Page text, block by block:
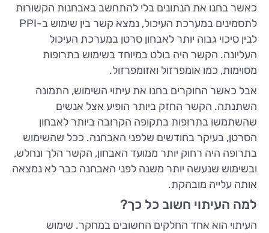
כאשר בחנו את הנתונים בלי להתחשב באבחנות הקשורות
לתסמינים במערכת העיכול, נמצא קשר בין שימוש ב-PPI
לבין סיכוי גבוה יותר לאבחון סרטן במערכת העיכול
העליונה. הקשר היה בולט במיוחד בשימוש בתרופות
מסוימות, כמו אומפרזול ואזומפרזול.
אבל כאשר החוקרים בחנו את עיתוי השימוש, התמונה
השתנתה. הקשר החזק ביותר הופיע אצל אנשים
שהשתמשו בתרופות בתקופה הקרובה ביותר לאבחון
הסרטן, בעיקר בחודשים שלפני האבחנה. ככל שהשימוש
בתרופה היה רחוק יותר ממועד האבחון, הקשר הלך ונחלש,
ובשימוש שנעשה יותר משנה לפני האבחנה כבר לא נמצאה
אותה עלייה מובהקת.
למה העיתוי חשוב כל כך?
העיתוי הוא אחד החלקים החשובים במחקר. שימוש